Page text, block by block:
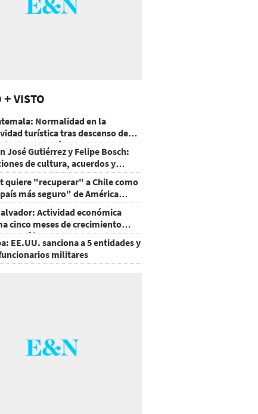
+ VISTO
Normalidad en la
turística tras descenso de
del volcán de Fuego
José Gutiérrez y Felipe Bosch:
de cultura, acuerdos y
sin miedo
quiere "recuperar" a Chile como
más seguro" de América
Actividad económica
cinco meses de crecimiento
de 4%
EE.UU. sanciona a 5 entidades y
militares